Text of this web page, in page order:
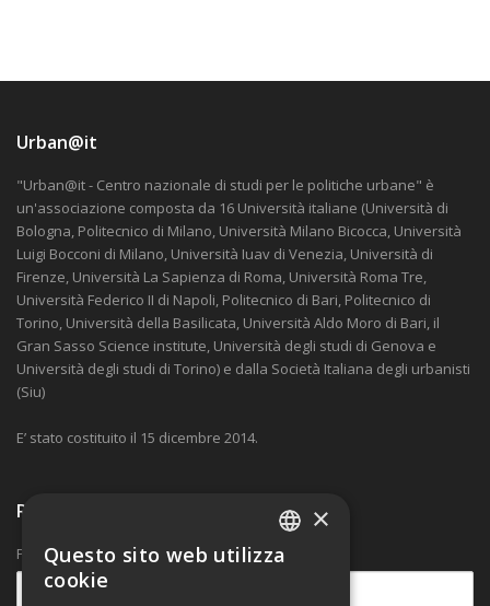
Urban@it
"Urban@it - Centro nazionale di studi per le politiche urbane" è
un'associazione composta da 16 Università italiane (Università di
Bologna, Politecnico di Milano, Università Milano Bicocca, Università
Luigi Bocconi di Milano, Università Iuav di Venezia, Università di
Firenze, Università La Sapienza di Roma, Università Roma Tre,
Università Federico II di Napoli, Politecnico di Bari, Politecnico di
Torino, Università della Basilicata, Università Aldo Moro di Bari, il
Gran Sasso Science institute, Università degli studi di Genova e
Università degli studi di Torino) e dalla Società Italiana degli urbanisti
(Siu)
E’ stato costituito il 15 dicembre 2014.
Ricevi nostre comunicazioni
Per rimanere aggiornato sulle novità. ITALIAN
×
Questo sito web utilizza
cookie